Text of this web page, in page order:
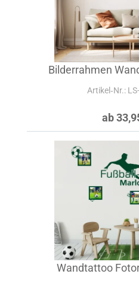
Bilderrahmen
Artikel‑Nr.:
ab
Wandtattoo